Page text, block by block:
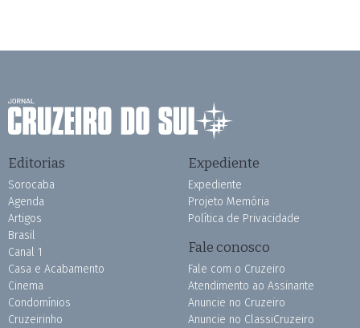
Editorias
Sorocaba
Agenda
Artigos
Brasil
Canal 1
Casa e Acabamento
Cinema
Condomínios
Cruzeirinho
Expediente
Expediente
Projeto Memória
Política de Privacidade
Fale conosco
Fale com o Cruzeiro
Atendimento ao Assinante
Anuncie no Cruzeiro
Anuncie no ClassiCruzeiro